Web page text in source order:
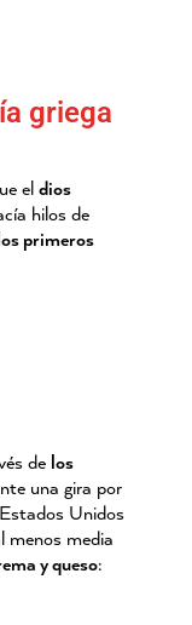
griega
eldios
hilos de
primeros
de los
una gira por
Unidos
menos media
y queso: